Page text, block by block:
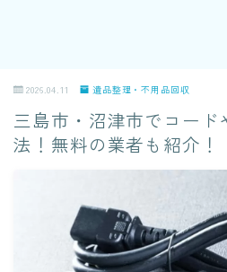
2026.04.11 遺品整理・不用品回収
三島市・沼津市でコー
法！無料の業者も紹介！